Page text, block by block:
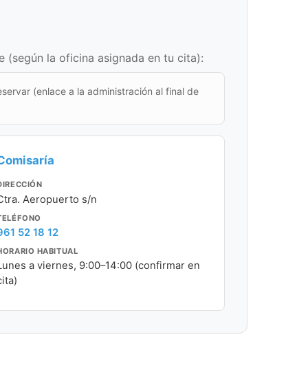
(según la oficina asignada en tu cita):
(enlace a la administración al final de
Aeropuerto s/n
52 18 12
HABITUAL
a viernes, 9:00–14:00 (confirmar en